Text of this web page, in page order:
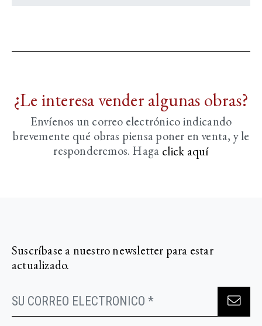
¿Le interesa vender algunas obras?
Envíenos un correo electrónico indicando
brevemente qué obras piensa poner en venta, y le
responderemos. Haga click aquí­
Suscríbase a nuestro newsletter para estar
actualizado.